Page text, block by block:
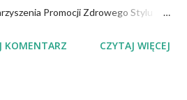
Promocji Zdrowego Stylu
promotorka zdrowego stylu życia,
KOMENTARZ CZYTAJ WIĘCEJ